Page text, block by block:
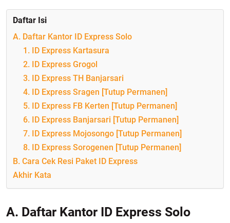
Daftar Isi
A. Daftar Kantor ID Express Solo
1. ID Express Kartasura
2. ID Express Grogol
3. ID Express TH Banjarsari
4. ID Express Sragen [Tutup Permanen]
5. ID Express FB Kerten [Tutup Permanen]
6. ID Express Banjarsari [Tutup Permanen]
7. ID Express Mojosongo [Tutup Permanen]
8. ID Express Sorogenen [Tutup Permanen]
B. Cara Cek Resi Paket ID Express
Akhir Kata
A. Daftar Kantor ID Express Solo